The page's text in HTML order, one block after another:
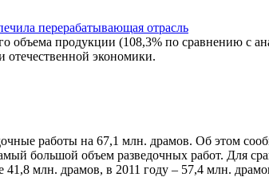
перерабатывающая отрасль
объема продукции (108,3% по сравнению с
отечественной экономики.
работы на 67,1 млн. драмов. Об этом
большой объем разведочных работ. Для
млн. драмов, в 2011 году – 57,4 млн.